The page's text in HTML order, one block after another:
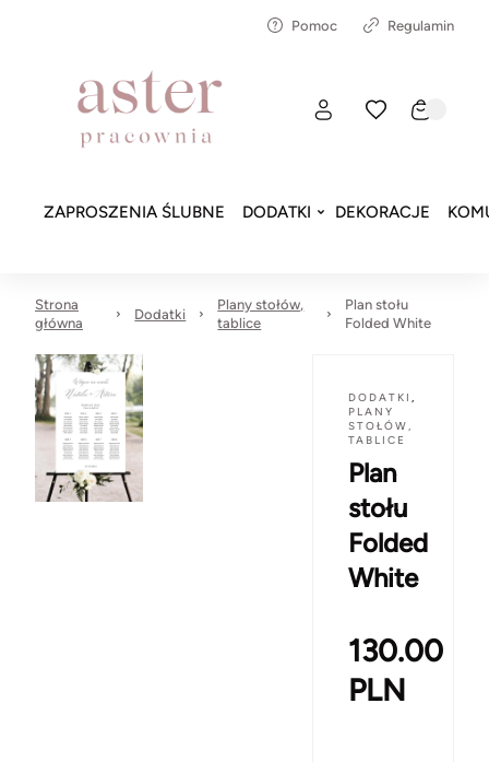
Pomoc Regulamin
ZAPROSZENIA ŚLUBNE DODATKI DEKORACJE
Strona
główna
Dodatki
Plany stołów,
tablice
Plan stołu
Folded White
DODATKI,
PLANY
STOŁÓW,
TABLICE
Plan
stołu
Folded
White
130.00
PLN